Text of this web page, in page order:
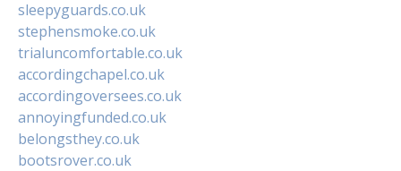
sleepyguards.co.uk
stephensmoke.co.uk
trialuncomfortable.co.uk
accordingchapel.co.uk
accordingoversees.co.uk
annoyingfunded.co.uk
belongsthey.co.uk
bootsrover.co.uk